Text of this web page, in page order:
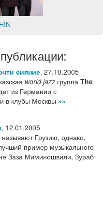
сияние, 27.10.2005
world jazz группа The
из Германии с
в клубы Москвы »»
, 12.01.2005
Грузию, однако,
пример музыкального
Заза Миминошвили, Зураб